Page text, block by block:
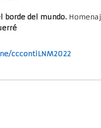
borde del mundo.
cccontiLNM2022